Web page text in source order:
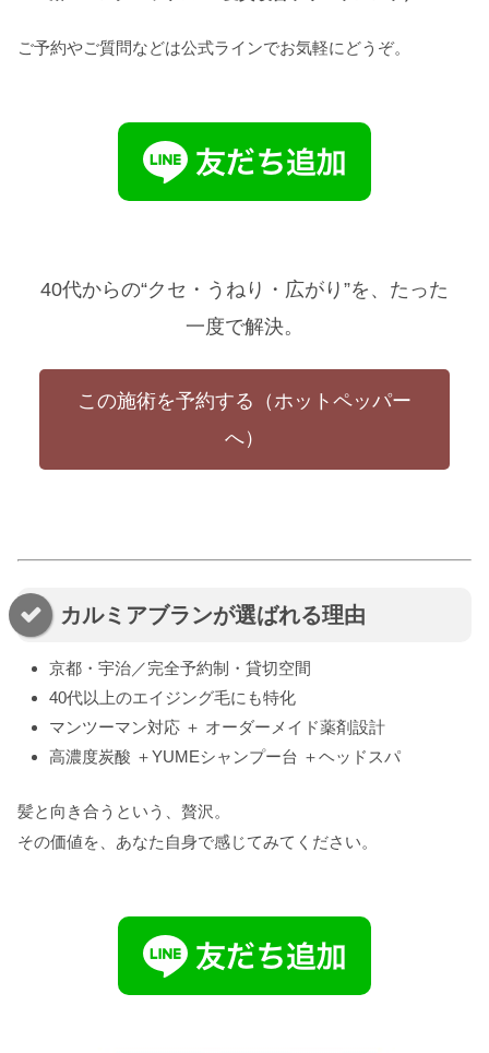
ご予約やご質問などは公式ラインでお気軽にどうぞ。
40代からの“クセ・うねり・広がり”を、たった
一度で解決。
この施術を予約する（ホットペッパー
へ）
カルミアブランが選ばれる理由
京都・宇治／完全予約制・貸切空間
40代以上のエイジング毛にも特化
マンツーマン対応 ＋ オーダーメイド薬剤設計
高濃度炭酸 ＋YUMEシャンプー台 ＋ヘッドスパ
髪と向き合うという、贅沢。
その価値を、あなた自身で感じてみてください。